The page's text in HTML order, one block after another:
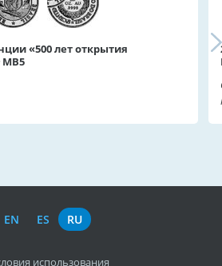
«500 лет открытия
EN ES RU
использования